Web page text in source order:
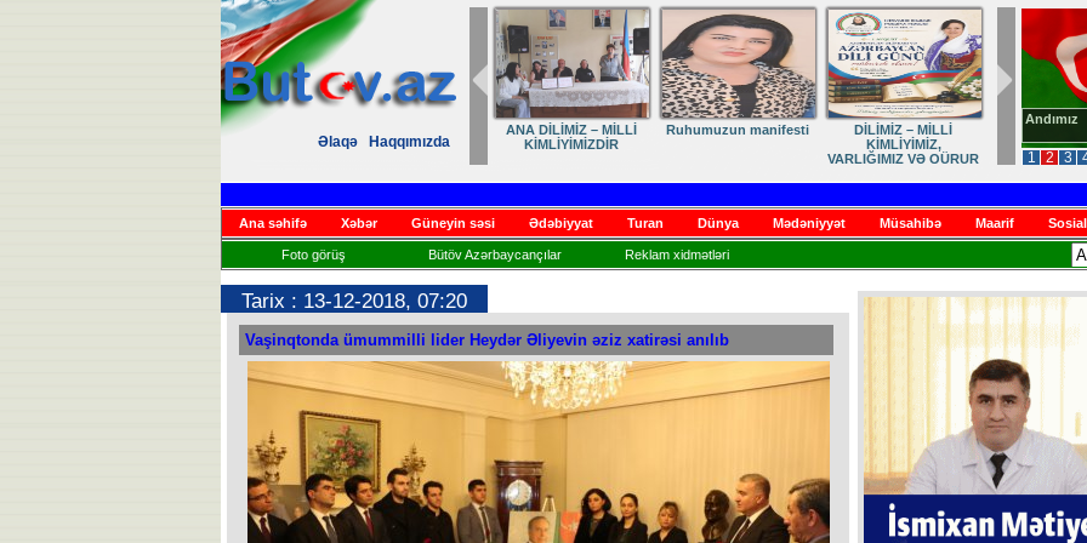
Əlaqə
Haqqımızda
1 2 3
Andımız
ANA DİLİMİZ – MİLLİ
KİMLİYİMİZDİR
Ruhumuzun manifesti
DİLİMİZ – MİLLİ
KİMLİYİMİZ,
VARLIĞIMIZ VƏ QÜRUR
Ana səhifə Xəbər Güneyin səsi Ədəbiyyat Turan Dünya Mədəniyyət Müsahibə Maarif
Foto görüş Bütöv Azərbaycançılar Reklam xidmətləri
Tarix : 13-12-2018, 07:20
Vaşinqtonda ümummilli lider Heydər Əliyevin əziz xatirəsi anılıb